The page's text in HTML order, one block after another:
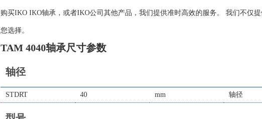
购买IKO IKO轴承，或者IKO公司其他产品，我们提供准时高效的服务。 我们不仅
您选择。
TAM 4040轴承尺寸参数
轴径
STDRT 40 mm 轴径